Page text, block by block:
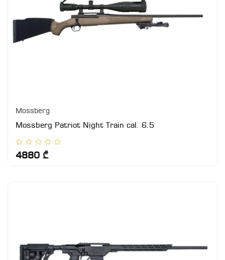
Mossberg
Mossberg Patriot Night Train cal. 6.5
4880 ₾